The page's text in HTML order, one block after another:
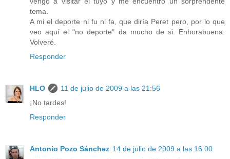
tema.
A mi el deporte ni fu ni fa, que diría Peret pero, por lo que
veo aquí el "no deporte" da mucho de si. Enhorabuena.
Volveré.
Responder
HLO
11 de julio de 2009 a las 21:56
¡No tardes!
Responder
Antonio Pozo Sánchez 14 de julio de 2009 a las 16:00